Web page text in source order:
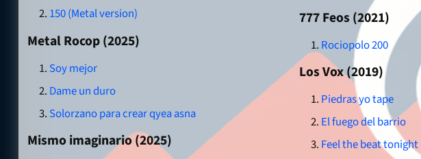
150 (Metal version)
Metal Rocop (2025)
Soy mejor
Dame un duro
Solorzano para crear qyea asna
Mismo imaginario (2025)
777 Feos (2021)
Rociopolo 200
Los Vox (2019)
Piedras yo tape
El fuego del barrio
Feel the beat tonight